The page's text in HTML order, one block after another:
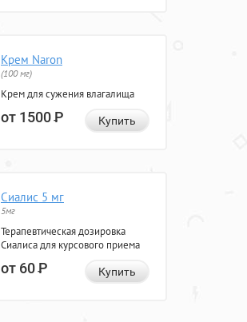
Крем Naron
(100 мг)
Крем для сужения влагалища
от 1500Р Купить
Сиалис 5 мг
5мг
Терапевтическая дозировка
Сиалиса для курсового приема
от 60Р Купить